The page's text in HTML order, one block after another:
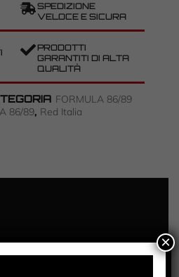
SPEDIZIONE
VELOCE E SICURA
PRODOTTI
GARANTITI DI ALTA
QUALITÀ
FORMULA 86/89
86/89, Red Italia
– RED ITALIA
×